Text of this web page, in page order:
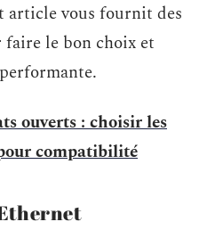
article vous fournit des
le bon choix et
ouverts : choisir les
compatibilité